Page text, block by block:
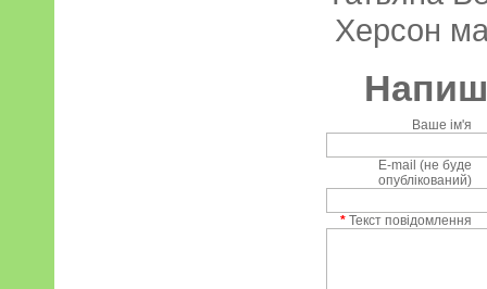
Херсон
Ваше ім'я
E-mail (не буде
опублікований)
* Текст повідомлення